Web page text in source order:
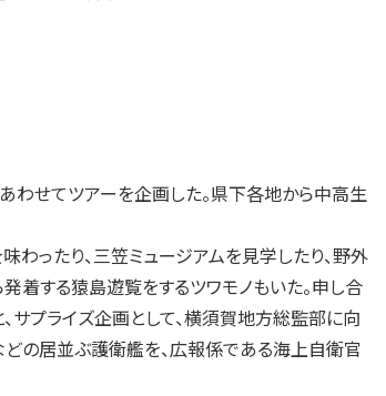
わせてツアーを企画した。県下各地から中高生
ったり、三笠ミュージアムを見学したり、野外
する猿島遊覧をするツワモノもいた。申し合
サプライズ企画として、横須賀地方総監部に向
」などの居並ぶ護衛艦を、広報係である海上自衛官